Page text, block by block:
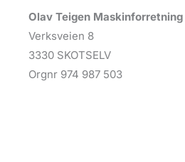
Olav Teigen Maskinforretning
Verksveien 8
3330 SKOTSELV
Orgnr 974 987 503